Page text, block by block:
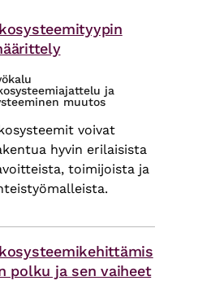
ja
muutos
voivat
hyvin erilaisista
toimijoista ja
polku ja sen vaiheet